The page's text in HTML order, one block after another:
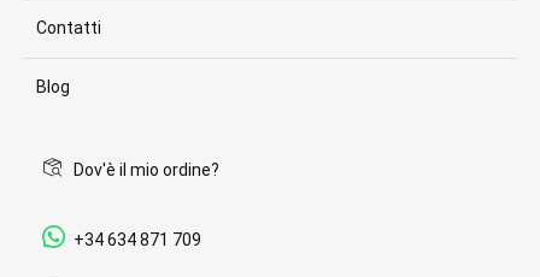
Contatti
Blog
Dov'è il mio ordine?
+34 634 871 709